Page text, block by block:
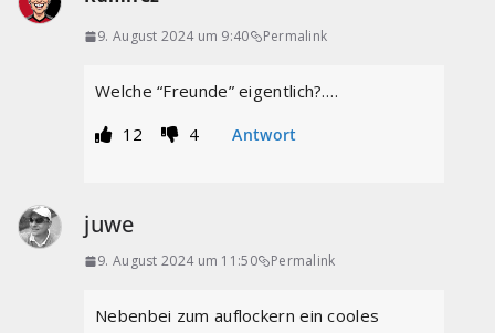
9. August 2024 um 9:40 Permalink
Welche “Freunde” eigentlich?….
12
4 Antwort
juwe
9. August 2024 um 11:50 Permalink
Nebenbei zum auflockern ein cooles